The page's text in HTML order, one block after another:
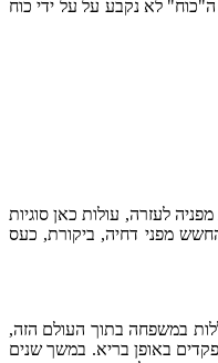
לא נקבע על על ידי כוח
לעזרה, עולות כאן סוגיות
מפני דחיה, ביקורת, כעס
במשפחה בתוך העולם הזה,
באופן בריא. במשך שנים